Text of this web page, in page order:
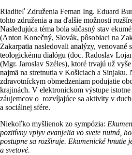
Riaditeľ Združenia Feman Ing. Eduard
tohto združenia a na ďalšie možnosti
Nasledujúca téma bola súčasný stav
(Anton Konečný, Slovák, pôsobiaci na
Zakarpatia nasledovali analýzy, venované
teologickému dialógu (doc. Radoslav
(Mgr. Jaroslav Széles), ktoré trvajú už
najmä na stretnutia v Košiciach a Sinjaku.
zdravotníckym obmedzeniam podujatie
krajinách. V elektronickom výstupe
záujemcov o rozvíjajúce sa aktivity v
a sociálnej sfére.
Niekoľko myšlienok zo sympózia:
pozitívny vplyv evanjelia vo svete nutná,
postupne sa rozširuje. Ekumenické hnutie
a svetové.